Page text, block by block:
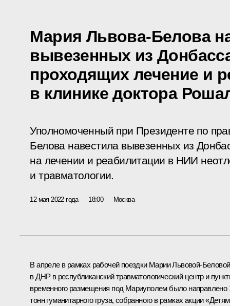
Мария Львова-Белова
вывезенных из
проходящих лечение и
в клинике доктора
Уполномоченный при Президенте по
Белова навестила вывезенных из
на лечении и реабилитации в НИИ
и травматологии.
12 мая 2022 года 18:00 Москва
В апреле в рамках рабочей поездки Марии Львовой-Беловой
в ДНР в республиканский травматологический центр и
временного размещения под Мариуполем было направлено
тонн гуманитарного груза, собранного в рамках акции